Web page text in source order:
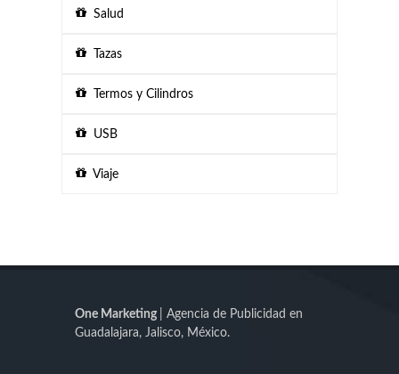
Salud
Tazas
Termos y Cilindros
USB
Viaje
One Marketing
| Agencia de Publicidad en
Guadalajara, Jalisco, México.